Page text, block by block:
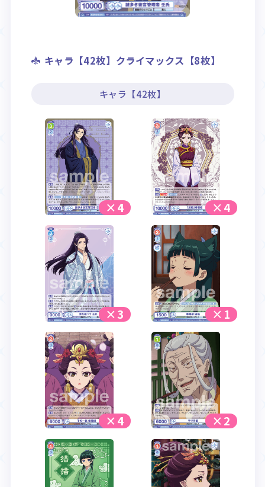
キャラ【42枚】クライマックス【8枚】
キャラ【42枚】
×4 ×4
×3 ×1
×4 ×2